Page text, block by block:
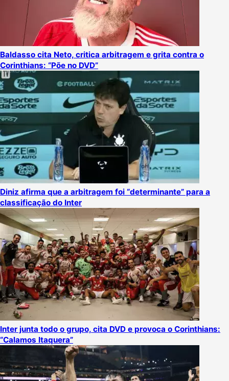
Baldasso cita Neto, critica arbitragem e grita contra o
Corinthians: “Põe no DVD”
Diniz afirma que a arbitragem foi “determinante” para a
classificação do Inter
Inter junta todo o grupo, cita DVD e provoca o Corinthians:
“Calamos Itaquera”